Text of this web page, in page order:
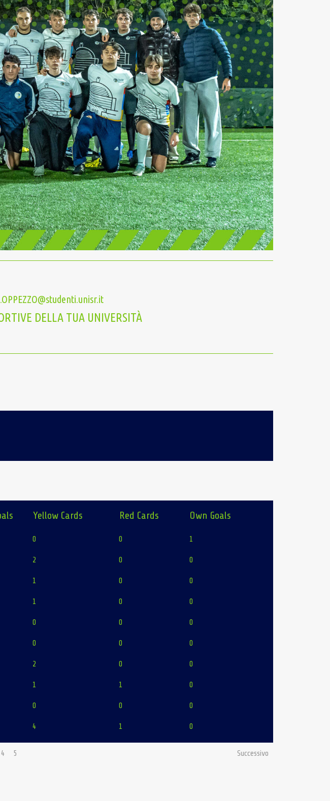
DELLA TUA UNIVERSITÀ
Yellow Cards Red Cards Own Goals
0 0 1
2 0 0
1 0 0
1 0 0
0 0 0
0 0 0
2 0 0
1 1 0
0 0 0
4 1 0
4 5 Successivo